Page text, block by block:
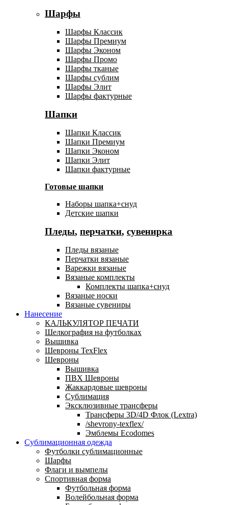
Шарфы
Шарфы Классик
Шарфы Премиум
Шарфы Эконом
Шарфы Промо
Шарфы тканые
Шарфы сублим
Шарфы Элит
Шарфы фактурные
Шапки
Шапки Классик
Шапки Премиум
Шапки Эконом
Шапки Элит
Шапки фактурные
Готовые шапки
Наборы шапка+снуд
Детские шапки
Пледы, перчатки, сувенирка
Пледы вязаные
Перчатки вязаные
Варежки вязаные
Вязаные комплекты
Комплекты шапка+снуд
Вязаные носки
Вязаные сувениры
Нанесение
КАЛЬКУЛЯТОР ПЕЧАТИ
Шелкография на футболках
Вышивка
Шевроны TexFlex
Шевроны
Вышивка
ПВХ Шевроны
Жаккардовые шевроны
Сублимация
Эксклюзивные трансферы
Трансферы 3D/4D Флок (Lextra)
/shevrony-texflex/
Эмблемы Ecodomes
Сублимационная одежда
Футболки сублимационные
Шарфы
Флаги и вымпелы
Спортивная форма
Футбольная форма
Волейбольная форма